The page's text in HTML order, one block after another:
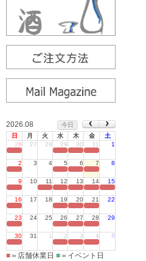
2026.08
今日
日
月 火 水 木 金
土
26
27 28 29 30 31 1
2 3 4 5 6 7 8
9 10 11 12 13 14 15
16 17 18 19 20 21 22
23 24 25 26 27 28 29
30 31 1 2 3 4 5
■ ＝店舗休業日 ■ ＝イベント日